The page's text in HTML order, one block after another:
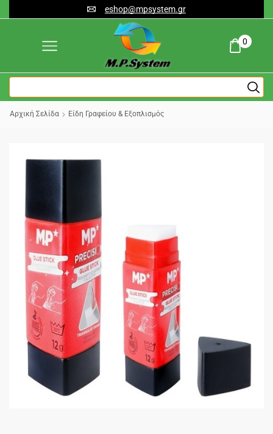
eshop@mpsystem.gr
0
Αρχική Σελίδα Είδη Γραφείου & Εξοπλισμός